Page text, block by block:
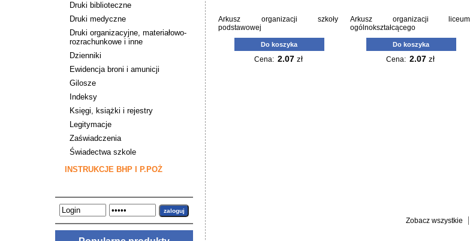
Druki biblioteczne
Druki medyczne
Druki organizacyjne, materiałowo-
rozrachunkowe i inne
Dzienniki
Ewidencja broni i amunicji
Gilosze
Indeksy
Księgi, książki i rejestry
Legitymacje
Zaświadczenia
Świadectwa szkole
INSTRUKCJE BHP I P.POŻ
Arkusz organizacji szkoły
podstawowej
Do koszyka
Cena: 2.07 zł
Arkusz organizacji liceum
ogólnokształcącego
Do koszyka
Cena: 2.07 zł
Zobacz wszystkie